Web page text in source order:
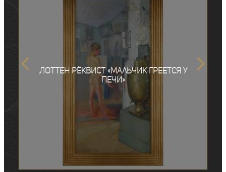
Лоттен Рёквист «Мальчик греется у
печи»